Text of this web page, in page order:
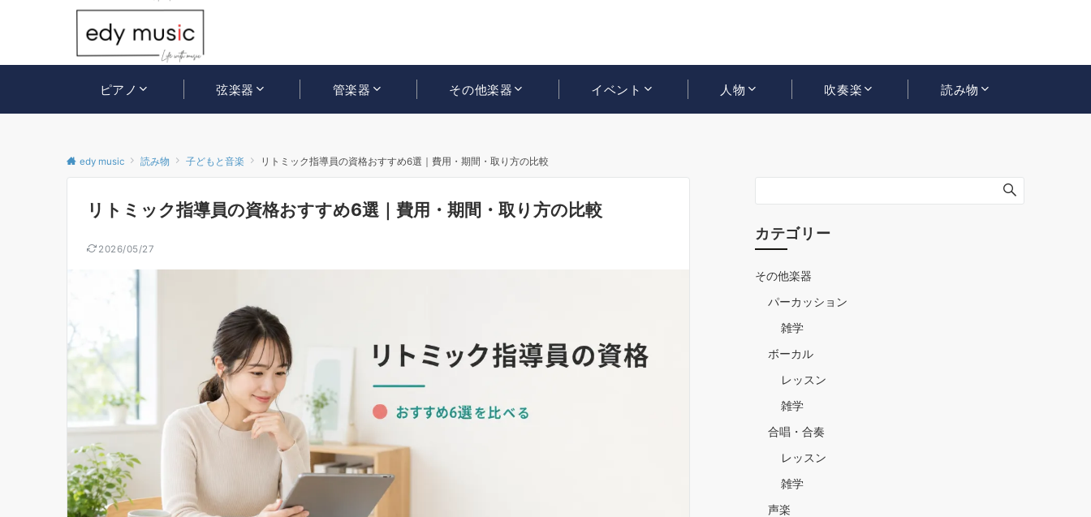
ピアノ 弦楽器 管楽器 その他楽器 イベント 人物 吹奏楽 読み物
edy music 読み物 子どもと音楽 リトミック指導員の資格おすすめ6選｜費用・期間・取り方の比較
リトミック指導員の資格おすすめ6選｜費用・期間・取り方の比較
2026/05/27
カテゴリー
その他楽器
パーカッション
雑学
ボーカル
レッスン
雑学
合唱・合奏
レッスン
雑学
声楽